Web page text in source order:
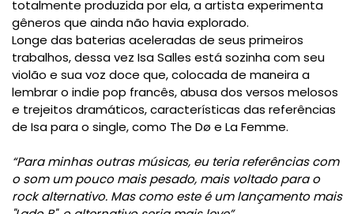
totalmente produzida por ela, a artista experimenta
gêneros que ainda não havia explorado.
Longe das baterias aceleradas de seus primeiros
trabalhos, dessa vez Isa Salles está sozinha com seu
violão e sua voz doce que, colocada de maneira a
lembrar o indie pop francês, abusa dos versos melosos
e trejeitos dramáticos, características das referências
de Isa para o single, como The Dø e La Femme.
“Para minhas outras músicas, eu teria referências com
o som um pouco mais pesado, mais voltado para o
rock alternativo. Mas como este é um lançamento mais